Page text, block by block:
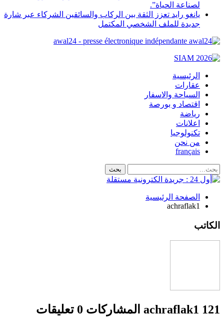
لصناعة الحياة”.
يانغو رايد تعزز الثقة بين الركاب والسائقين الشركاء عبر شارة
جديدة للملف الشخصي المكتمل
awal24 - presse électronique indépendante
الرئيسية
عقارات
السياحة والاسفار
اقتصاد و بورصة
رياضة
اعلانات
تكنولوجيا
من نحن
français
الصفحة الرئيسية
achraflak1
الكاتب
achraflak1 121 المشاركات
0 تعليقات